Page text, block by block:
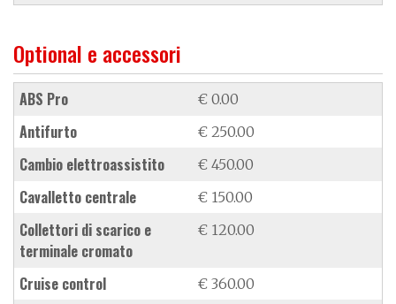
Optional e accessori
ABS Pro € 0.00
antifurto € 250.00
cambio elettroassistito € 450.00
cavalletto centrale € 150.00
collettori di scarico e
terminale cromato
€ 120.00
cruise control € 360.00